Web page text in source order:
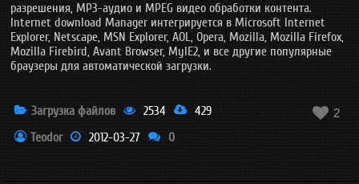
разрешения, MP3-аудио и MPEG видео обработки контента.
Internet download Manager интегрируется в Microsoft Internet
Explorer, Netscape, MSN Explorer, AOL, Opera, Mozilla, Mozilla Firefox,
Mozilla Firebird, Avant Browser, MyIE2, и все другие популярные
браузеры для автоматической загрузки.
 2
Загрузка файлов 2534
429
Teodor
2012-03-27 0